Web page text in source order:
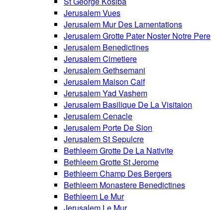
Jerusalem Vues
Jerusalem Mur Des Lamentations
Jerusalem Grotte Pater Noster Notre Pere
Jerusalem Benedictines
Jerusalem Cimetiere
Jerusalem Gethsemani
Jerusalem Maison Caif
Jerusalem Yad Vashem
Jerusalem Basilique De La Visitaion
Jerusalem Cenacle
Jerusalem Porte De Sion
Jerusalem St Sepulcre
Bethleem Grotte De La Nativite
Bethleem Grotte St Jerome
Bethleem Champ Des Bergers
Bethleem Monastere Benedictines
Bethleem Le Mur